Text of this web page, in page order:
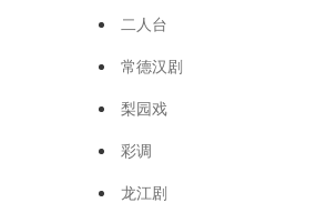
二人台
常德汉剧
梨园戏
彩调
龙江剧